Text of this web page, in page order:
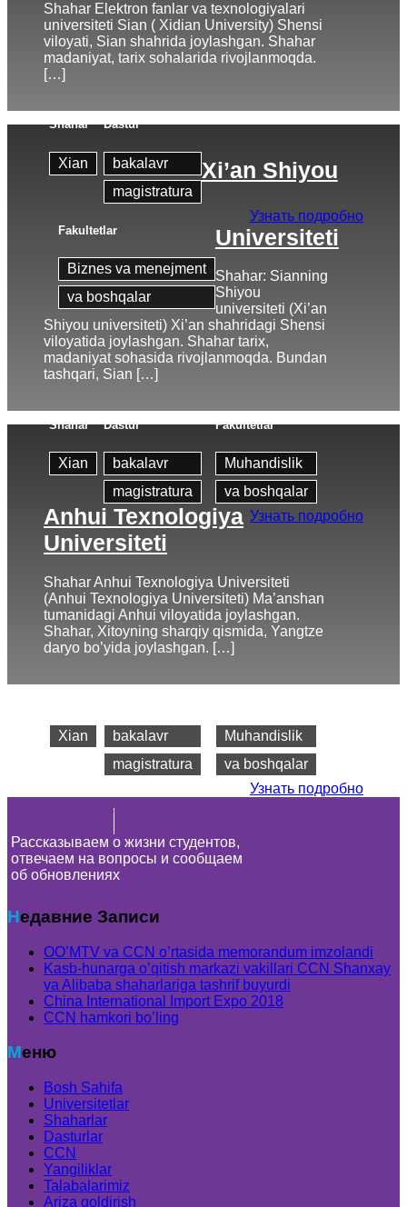
Shahar Elektron fanlar va texnologiyalari
universiteti Sian ( Xidian University) Shensi
viloyati, Sian shahrida joylashgan. Shahar
madaniyat, tarix sohalarida rivojlanmoqda.
[…]
Shahar
Xian
Dastur
bakalavr
magistratura
Fakultetlar
Biznes va menejment
va boshqalar
Узнать подробно
Xi’an Shiyou
Universiteti
Shahar: Sianning
Shiyou
universiteti (Xi’an
Shiyou universiteti) Xi’an shahridagi Shensi
viloyatida joylashgan. Shahar tarix,
madaniyat sohasida rivojlanmoqda. Bundan
tashqari, Sian […]
Shahar
Xian
Dastur
bakalavr
magistratura
Fakultetlar
Muhandislik
va boshqalar
Узнать подробно
Anhui Texnologiya
Universiteti
Shahar Anhui Texnologiya Universiteti
(Anhui Texnologiya Universiteti) Ma’anshan
tumanidagi Anhui viloyatida joylashgan.
Shahar, Xitoyning sharqiy qismida, Yangtze
daryo bo’yida joylashgan. […]
Xian
bakalavr
magistratura
Muhandislik
va boshqalar
Узнать подробно
Рассказываем о жизни студентов,
отвечаем на вопросы и сообщаем
об обновлениях
Недавние Записи
OO’MTV va CCN o’rtasida memorandum imzolandi
Kasb-hunarga o’qitish markazi vakillari CCN Shanxay
va Alibaba shaharlariga tashrif buyurdi
China International Import Expo 2018
CCN hamkori bo’ling
Меню
Bosh Sahifa
Universitetlar
Shaharlar
Dasturlar
CCN
Yangiliklar
Talabalarimiz
Ariza qoldirish